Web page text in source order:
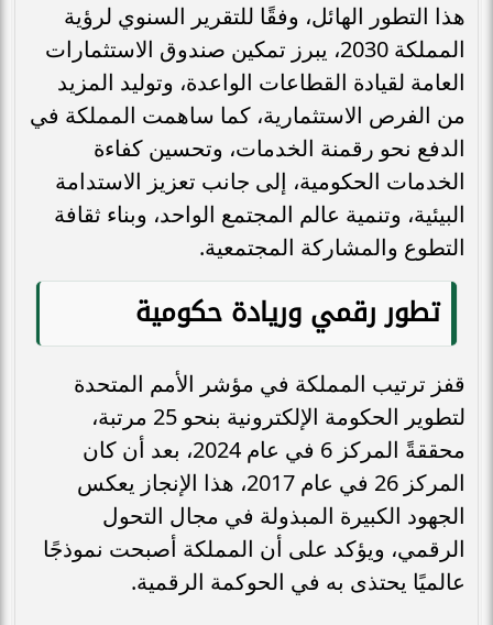
هذا التطور الهائل، وفقًا للتقرير السنوي لرؤية
المملكة 2030، يبرز تمكين صندوق الاستثمارات
العامة لقيادة القطاعات الواعدة، وتوليد المزيد
من الفرص الاستثمارية، كما ساهمت المملكة في
الدفع نحو رقمنة الخدمات، وتحسين كفاءة
الخدمات الحكومية، إلى جانب تعزيز الاستدامة
البيئية، وتنمية عالم المجتمع الواحد، وبناء ثقافة
التطوع والمشاركة المجتمعية.
تطور رقمي وريادة حكومية
قفز ترتيب المملكة في مؤشر الأمم المتحدة
لتطوير الحكومة الإلكترونية بنحو 25 مرتبة،
محققةً المركز 6 في عام 2024، بعد أن كان
المركز 26 في عام 2017، هذا الإنجاز يعكس
الجهود الكبيرة المبذولة في مجال التحول
الرقمي، ويؤكد على أن المملكة أصبحت نموذجًا
عالميًا يحتذى به في الحوكمة الرقمية.